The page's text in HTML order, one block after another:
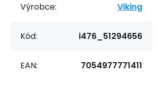
Výrobce: Viking
Kód: i476_51294656
EAN: 7054977771411